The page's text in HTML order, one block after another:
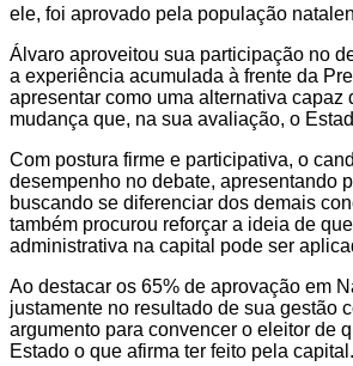
ele, foi aprovado pela população
Álvaro aproveitou sua participação no
a experiência acumulada à frente da
apresentar como uma alternativa capaz
mudança que, na sua avaliação, o
Com postura firme e participativa, o
desempenho no debate, apresentando
buscando se diferenciar dos demais
também procurou reforçar a ideia de
administrativa na capital pode ser
Ao destacar os 65% de aprovação em
justamente no resultado de sua gestão
argumento para convencer o eleitor de
Estado o que afirma ter feito pela capital.